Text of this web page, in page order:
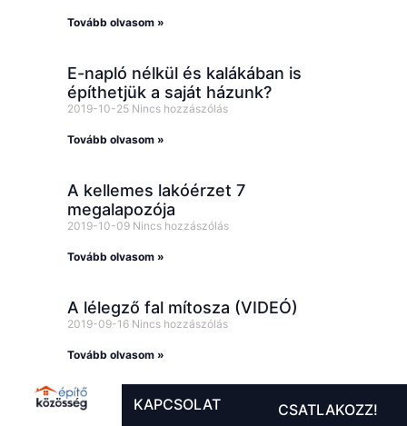
Tovább olvasom »
E-napló nélkül és kalákában is
építhetjük a saját házunk?
2019-10-25 Nincs hozzászólás
Tovább olvasom »
A kellemes lakóérzet 7
megalapozója
2019-10-09 Nincs hozzászólás
Tovább olvasom »
A lélegző fal mítosza (VIDEÓ)
2019-09-16 Nincs hozzászólás
Tovább olvasom »
KAPCSOLAT CSATLAKOZZ!